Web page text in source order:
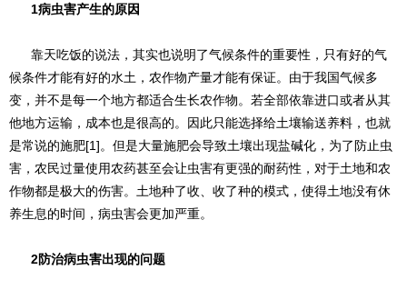
1病虫害产生的原因
靠天吃饭的说法，其实也说明了气候条件的重要性，只有好的气
候条件才能有好的水土，农作物产量才能有保证。由于我国气候多
变，并不是每一个地方都适合生长农作物。若全部依靠进口或者从其
他地方运输，成本也是很高的。因此只能选择给土壤输送养料，也就
是常说的施肥[1]。但是大量施肥会导致土壤出现盐碱化，为了防止虫
害，农民过量使用农药甚至会让虫害有更强的耐药性，对于土地和农
作物都是极大的伤害。土地种了收、收了种的模式，使得土地没有休
养生息的时间，病虫害会更加严重。
2防治病虫害出现的问题